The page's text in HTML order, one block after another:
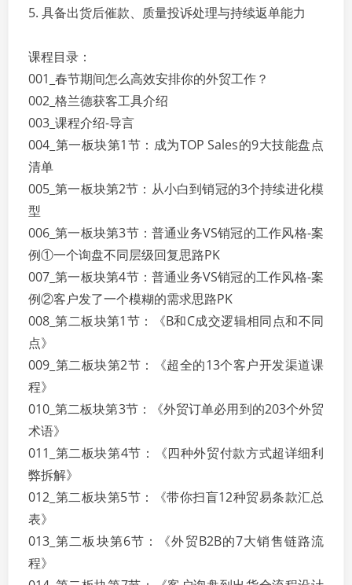
5. 具备出货后催款、质量投诉处理与持续返单能力
课程目录：
001_春节期间怎么高效安排你的外贸工作？
002_格兰德获客工具介绍
003_课程介绍-导言
004_第一板块第1节：成为TOP Sales的9大技能盘点
清单
005_第一板块第2节：从小白到销冠的3个持续进化模
型
006_第一板块第3节：普通业务VS销冠的工作风格-案
例①一个询盘不同层级回复思路PK
007_第一板块第4节：普通业务VS销冠的工作风格-案
例②客户发了一个模糊的需求思路PK
008_第二板块第1节：《B和C成交逻辑相同点和不同
点》
009_第二板块第2节：《超全的13个客户开发渠道课
程》
010_第二板块第3节：《外贸订单必用到的203个外贸
术语》
011_第二板块第4节：《四种外贸付款方式超详细利
弊拆解》
012_第二板块第5节：《带你扫盲12种贸易条款汇总
表》
013_第二板块第6节：《外贸B2B的7大销售链路流
程》